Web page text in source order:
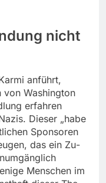
nicht
anführt,
Washington
erfahren
Dieser „habe
Sponsoren
das ein Zu­
Menschen im